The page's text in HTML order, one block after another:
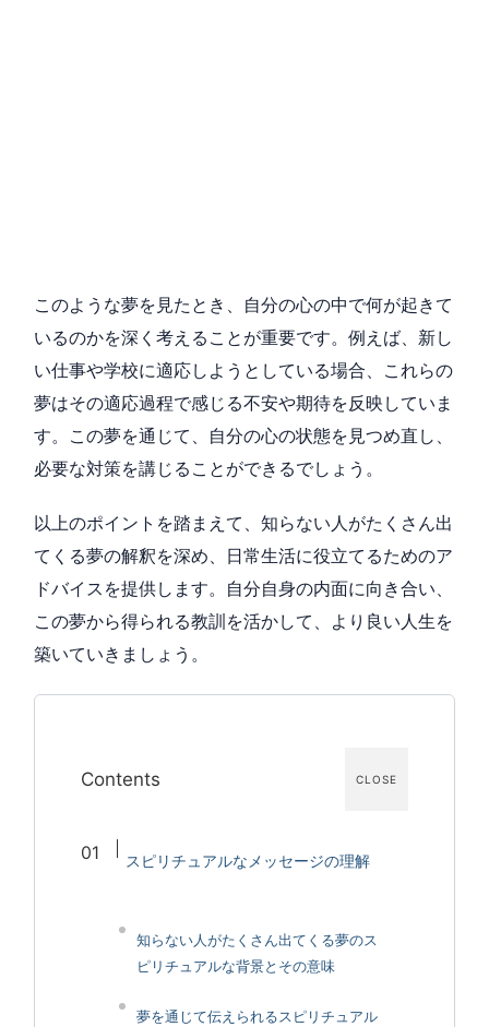
このような夢を見たとき、自分の心の中で何が起きて
いるのかを深く考えることが重要です。例えば、新し
い仕事や学校に適応しようとしている場合、これらの
夢はその適応過程で感じる不安や期待を反映していま
す。この夢を通じて、自分の心の状態を見つめ直し、
必要な対策を講じることができるでしょう。
以上のポイントを踏まえて、知らない人がたくさん出
てくる夢の解釈を深め、日常生活に役立てるためのア
ドバイスを提供します。自分自身の内面に向き合い、
この夢から得られる教訓を活かして、より良い人生を
築いていきましょう。
CLOSE
Contents
スピリチュアルなメッセージの理解
知らない人がたくさん出てくる夢のス
ピリチュアルな背景とその意味
夢を通じて伝えられるスピリチュアル